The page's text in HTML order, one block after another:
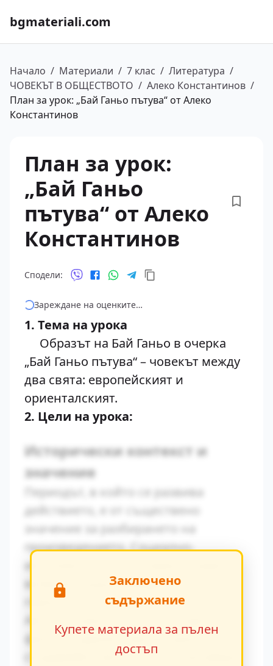
bgmateriali.com
Начало / Материали / 7 клас / Литература /
ЧОВЕКЪТ В ОБЩЕСТВОТО / Алеко Константинов /
План за урок: „Бай Ганьо пътува“ от Алеко
Константинов
План за урок:
„Бай Ганьо
пътува“ от Алеко
Константинов
Сподели:
Зареждане на оценките…
1. Тема на урока
Образът на Бай Ганьо в очерка
„Бай Ганьо пътува“ – човекът между
два свята: европейският и
ориенталският.
2. Цели на урока:
Исторически контекст и
значение
Периодът, в който се развива
действието, е от съществено
значение за разбирането на
произведението. Социално-
икономическите условия оказват
влияние върху поведението на
героите.
факти в художествения разказ,
създавайки автентична атмосфера
Заключено
съдържание
Купете материала за пълен
достъп